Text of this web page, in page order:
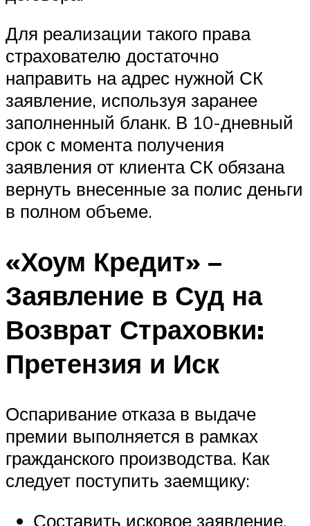
Для реализации такого права
страхователю достаточно
направить на адрес нужной СК
заявление, используя заранее
заполненный бланк. В 10-дневный
срок с момента получения
заявления от клиента СК обязана
вернуть внесенные за полис деньги
в полном объеме.
«Хоум Кредит» –
Заявление в Суд на
Возврат Страховки:
Претензия и Иск
Оспаривание отказа в выдаче
премии выполняется в рамках
гражданского производства. Как
следует поступить заемщику:
Составить исковое заявление,